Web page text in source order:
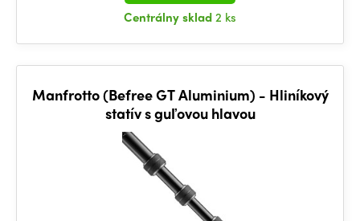
Centrálny sklad2 ks
Manfrotto (Befree GT Aluminium) - Hliníkový
statív s guľovou hlavou